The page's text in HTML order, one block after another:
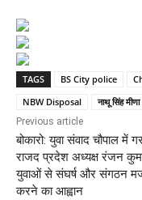
TAGS BS City police
NBW Disposal
नाथू सिंह मीणा
Previous article
बोकारो: युवा संवाद चौपाल में
राजद प्रदेश अध्यक्ष रंजन
युवाओं से संघर्ष और संगठन
करने का आह्वान